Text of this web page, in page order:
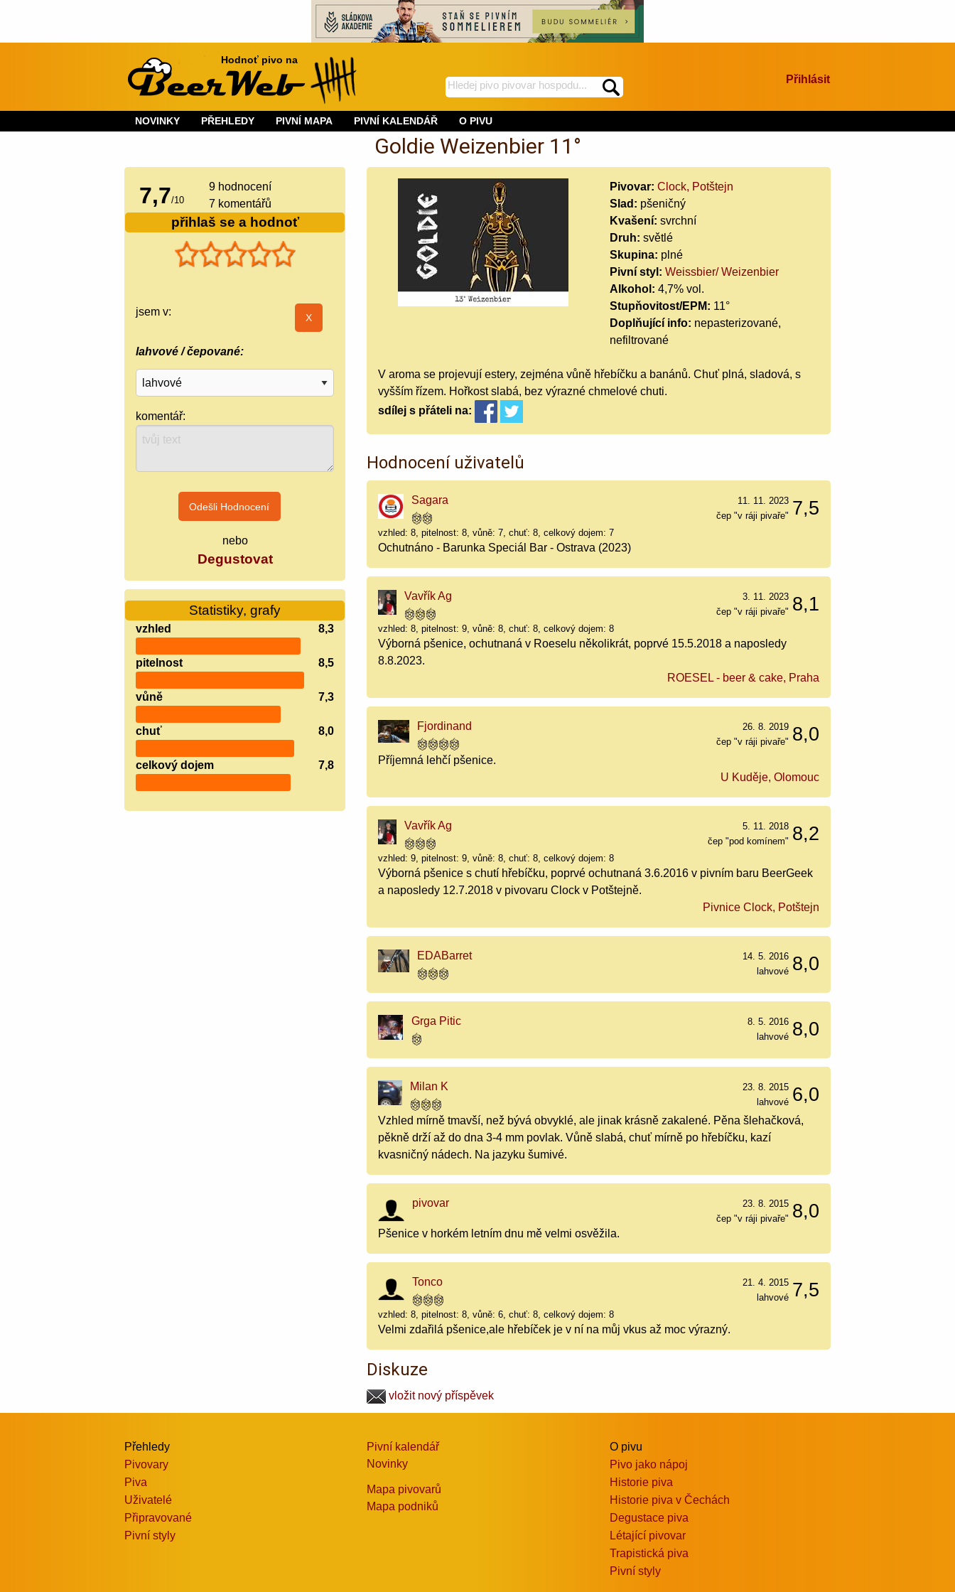
Hodnoť pivo na
hledej
BeerWeb
spustí
Přihlásit
NOVINKY PŘEHLEDY PIVNÍ MAPA PIVNÍ KALENDÁŘ O PIVU
Goldie Weizenbier 11°
7,7/10
9 hodnocení
7 komentářů
přihlaš se a hodnoť
jsem v:
lahvové / čepované:
komentář:
nebo
Degustovat
Statistiky, grafy
vzhled 8,3
pitelnost 8,5
vůně 7,3
chuť 8,0
celkový dojem 7,8
Pivovar: Clock, Potštejn
Slad: pšeničný
Kvašení: svrchní
Druh: světlé
Skupina: plné
Pivní styl: Weissbier/ Weizenbier
Alkohol: 4,7% vol.
Stupňovitost/EPM: 11°
Doplňující info: nepasterizované,
nefiltrované
V aroma se projevují estery, zejména vůně hřebíčku a banánů. Chuť plná, sladová, s
vyšším řízem. Hořkost slabá, bez výrazné chmelové chuti.
sdílej s přáteli na:
Hodnocení uživatelů
Sagara 7,5
11. 11. 2023
čep "v ráji pivaře"
vzhled: 8, pitelnost: 8, vůně: 7, chuť: 8, celkový dojem: 7
Ochutnáno - Barunka Speciál Bar - Ostrava (2023)
Vavřík Ag 8,1
3. 11. 2023
čep "v ráji pivaře"
vzhled: 8, pitelnost: 9, vůně: 8, chuť: 8, celkový dojem: 8
Výborná pšenice, ochutnaná v Roeselu několikrát, poprvé 15.5.2018 a naposledy
8.8.2023.
ROESEL - beer & cake, Praha
Fjordinand 8,0
26. 8. 2019
čep "v ráji pivaře"
Příjemná lehčí pšenice.
U Kuděje, Olomouc
Vavřík Ag 8,2
5. 11. 2018
čep "pod komínem"
vzhled: 9, pitelnost: 9, vůně: 8, chuť: 8, celkový dojem: 8
Výborná pšenice s chutí hřebíčku, poprvé ochutnaná 3.6.2016 v pivním baru BeerGeek
a naposledy 12.7.2018 v pivovaru Clock v Potštejně.
Pivnice Clock, Potštejn
EDABarret 8,0
14. 5. 2016
lahvové
Grga Pitic 8,0
8. 5. 2016
lahvové
Milan K 6,0
23. 8. 2015
lahvové
Vzhled mírně tmavší, než bývá obvyklé, ale jinak krásně zakalené. Pěna šlehačková,
pěkně drží až do dna 3-4 mm povlak. Vůně slabá, chuť mírně po hřebíčku, kazí
kvasničný nádech. Na jazyku šumivé.
pivovar 8,0
23. 8. 2015
čep "v ráji pivaře"
Pšenice v horkém letním dnu mě velmi osvěžila.
Tonco 7,5
21. 4. 2015
lahvové
vzhled: 8, pitelnost: 8, vůně: 6, chuť: 8, celkový dojem: 8
Velmi zdařilá pšenice,ale hřebíček je v ní na můj vkus až moc výrazný.
Diskuze
vložit nový příspěvek
Přehledy
Pivovary
Piva
Uživatelé
Připravované
Pivní styly
Pivní kalendář
Novinky
Mapa pivovarů
Mapa podniků
O pivu
Pivo jako nápoj
Historie piva
Historie piva v Čechách
Degustace piva
Létající pivovar
Trapistická piva
Pivní styly